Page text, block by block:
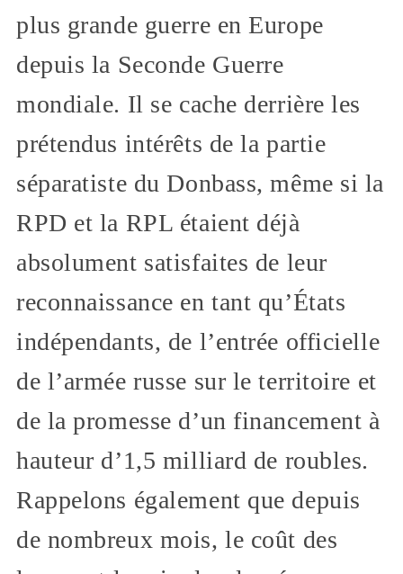
plus grande guerre en Europe
depuis la Seconde Guerre
mondiale. Il se cache derrière les
prétendus intérêts de la partie
séparatiste du Donbass, même si la
RPD et la RPL étaient déjà
absolument satisfaites de leur
reconnaissance en tant qu’États
indépendants, de l’entrée officielle
de l’armée russe sur le territoire et
de la promesse d’un financement à
hauteur d’1,5 milliard de roubles.
Rappelons également que depuis
de nombreux mois, le coût des